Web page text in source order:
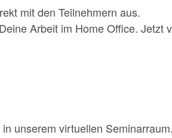
mit den Teilnehmern aus.
Arbeit im Home Office.
unserem virtuellen Seminarraum.